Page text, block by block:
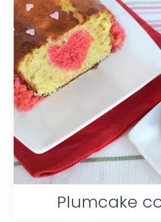
Plumcake